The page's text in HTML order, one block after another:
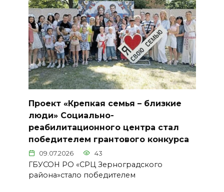
Проект «Крепкая семья – близкие
люди» Социально-
реабилитационного центра стал
победителем грантового конкурса
09.07.2026 43
ГБУСОН РО «СРЦ Зерноградского
района»стало победителем